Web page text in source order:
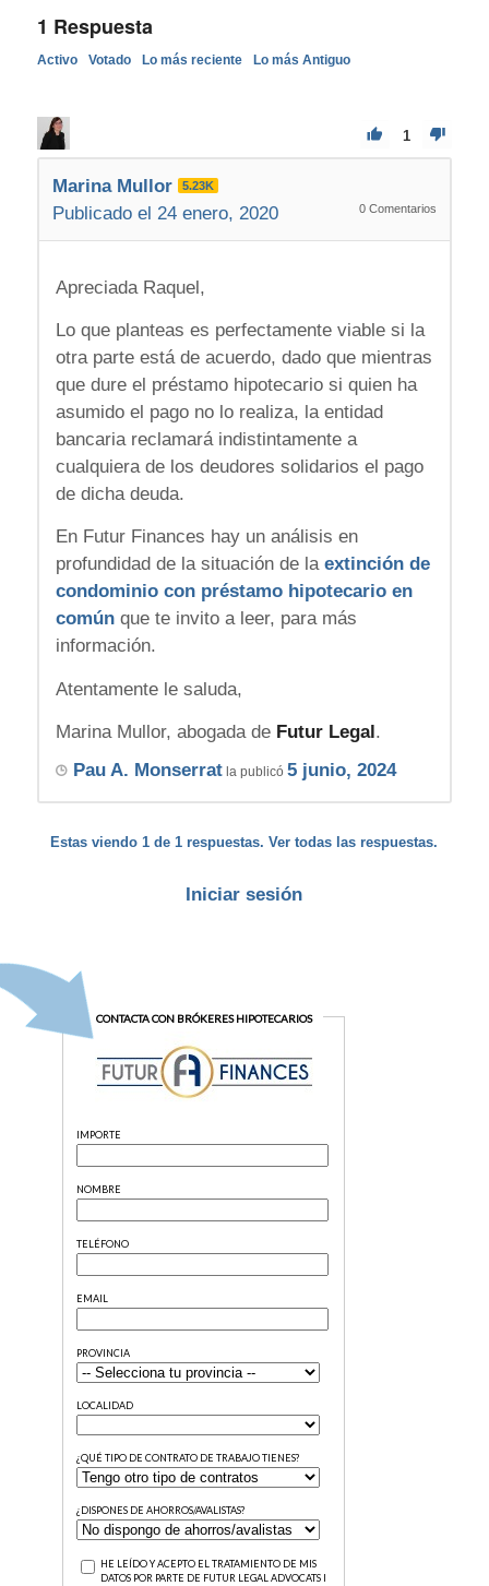
1 Respuesta
Activo Votado Lo más reciente Lo más Antiguo
1
Marina Mullor 5.23K
Publicado el 24 enero, 2020 0 Comentarios
Apreciada Raquel,
Lo que planteas es perfectamente viable si la
otra parte está de acuerdo, dado que mientras
que dure el préstamo hipotecario si quien ha
asumido el pago no lo realiza, la entidad
bancaria reclamará indistintamente a
cualquiera de los deudores solidarios el pago
de dicha deuda.
En Futur Finances hay un análisis en
profundidad de la situación de la extinción de
condominio con préstamo hipotecario en
comúnque te invito a leer, para más
información.
Atentamente le saluda,
Marina Mullor, abogada de Futur Legal .
Pau A. Monserratla publicó 5 junio, 2024
Estas viendo 1 de 1 respuestas. Ver todas las respuestas.
Iniciar sesión